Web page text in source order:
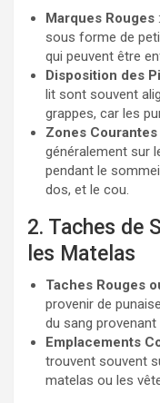
Marques Rouges
sous forme de
qui peuvent être
Disposition des
lit sont souvent
grappes, car les
Zones Courantes
généralement sur
pendant le
dos, et le cou.
2. Taches de
les Matelas
Taches Rouges
provenir de
du sang provenant
Emplacements
trouvent souvent
matelas ou les